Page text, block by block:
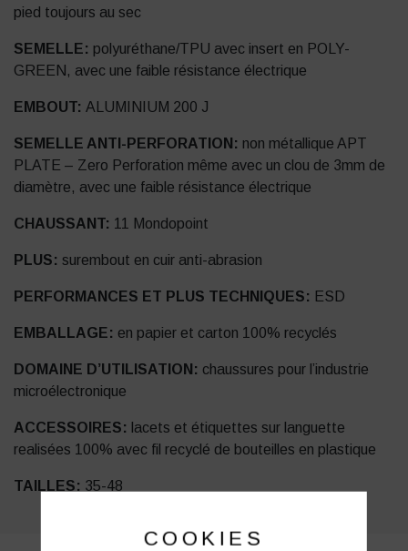
pied toujours au sec
SEMELLE: polyuréthane/TPU avec insert en POLY-
GREEN, avec une faible résistance électrique
EMBOUT: ALUMINIUM 200 J
SEMELLE ANTI-PERFORATION: non métallique APT
PLATE – Zero Perforation même avec un clou de 3mm de
diamètre, avec une faible résistance électrique
CHAUSSANT: 11 Mondopoint
PLUS: surembout en cuir anti-abrasion
PERFORMANCES ET PLUS TECHNIQUES: ESD
EMBALLAGE: en papier et carton 100% recyclés
DOMAINE D’UTILISATION: chaussures pour l’industrie
microélectronique
ACCESSOIRES: lacets et étiquettes sur languette
realisées 100% avec fil recyclé de bouteilles en plastique
TAILLES: 35-48
COOKIES